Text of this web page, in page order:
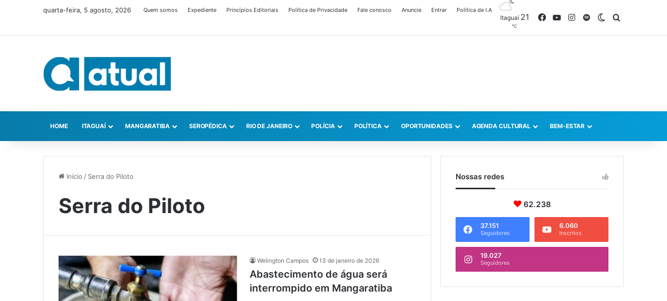
quarta-feira, 5 agosto, 2026 Quem somos Expediente Princípios Editoriais Política de Privacidade Fale conosco Anuncie Entrar Política de I.A
Itaguaí 21
℃
FacebookYouTubeInstagram
SpotifySwitch skin
HOME ITAGUAÍ MANGARATIBA SEROPÉDICA RIO DE JANEIRO POLÍCIA POLÍTICA OPORTUNIDADES AGENDA CULTURAL BEM-ESTAR
Início / Serra do Piloto
Serra do Piloto
Welington Campos 13 de janeiro de 2026
Abastecimento de água será
interrompido em Mangaratiba
Nossas redes
62.238
37.151
Seguidores
6.060
Inscritos
19.027
Seguidores